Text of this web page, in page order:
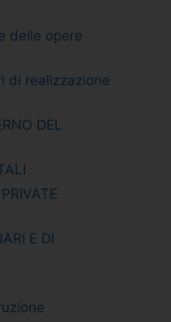
delle opere
di realizzazione
DEL
E DI